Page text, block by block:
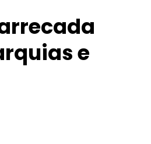
e